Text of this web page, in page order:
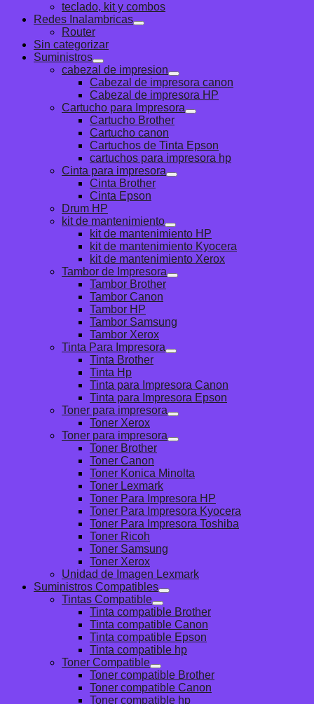
teclado, kit y combos
Redes Inalambricas
Router
Sin categorizar
Suministros
cabezal de impresion
Cabezal de impresora canon
Cabezal de impresora HP
Cartucho para Impresora
Cartucho Brother
Cartucho canon
Cartuchos de Tinta Epson
cartuchos para impresora hp
Cinta para impresora
Cinta Brother
Cinta Epson
Drum HP
kit de mantenimiento
kit de mantenimiento HP
kit de mantenimiento Kyocera
kit de mantenimiento Xerox
Tambor de Impresora
Tambor Brother
Tambor Canon
Tambor HP
Tambor Samsung
Tambor Xerox
Tinta Para Impresora
Tinta Brother
Tinta Hp
Tinta para Impresora Canon
Tinta para Impresora Epson
Toner para impresora
Toner Xerox
Toner para impresora
Toner Brother
Toner Canon
Toner Konica Minolta
Toner Lexmark
Toner Para Impresora HP
Toner Para Impresora Kyocera
Toner Para Impresora Toshiba
Toner Ricoh
Toner Samsung
Toner Xerox
Unidad de Imagen Lexmark
Suministros Compatibles
Tintas Compatible
Tinta compatible Brother
Tinta compatible Canon
Tinta compatible Epson
Tinta compatible hp
Toner Compatible
Toner compatible Brother
Toner compatible Canon
Toner compatible hp